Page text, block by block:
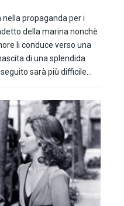
propaganda per i
della marina nonchè
li conduce verso una
di una splendida
sarà più difficile…